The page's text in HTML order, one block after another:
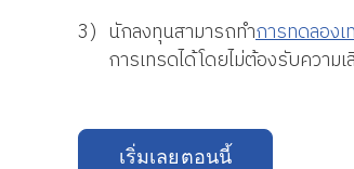
3) นักลงทุนสามารถทำการทดลองเ
การเทรดได้โดยไม่ต้องรับความ
เริ่มเลยตอนนี้